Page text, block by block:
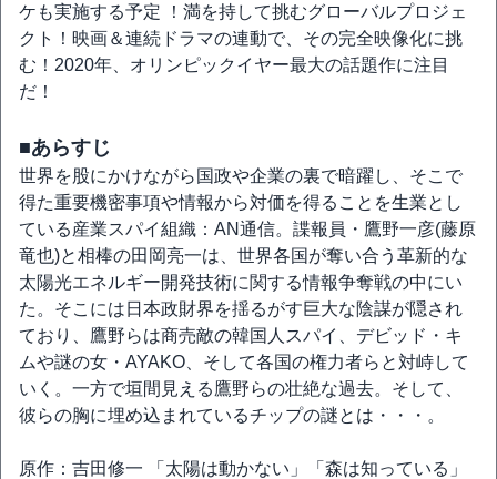
ケも実施する予定 ！満を持して挑むグローバルプロジェ
クト！映画＆連続ドラマの連動で、その完全映像化に挑
む！2020年、オリンピックイヤー最大の話題作に注目
だ！
■あらすじ
世界を股にかけながら国政や企業の裏で暗躍し、そこで
得た重要機密事項や情報から対価を得ることを生業とし
ている産業スパイ組織：AN通信。諜報員・鷹野一彦(藤原
竜也)と相棒の田岡亮一は、世界各国が奪い合う革新的な
太陽光エネルギー開発技術に関する情報争奪戦の中にい
た。そこには日本政財界を揺るがす巨大な陰謀が隠され
ており、鷹野らは商売敵の韓国人スパイ、デビッド・キ
ムや謎の女・AYAKO、そして各国の権力者らと対峙して
いく。一方で垣間見える鷹野らの壮絶な過去。そして、
彼らの胸に埋め込まれているチップの謎とは・・・。
原作：吉田修一 「太陽は動かない」「森は知っている」